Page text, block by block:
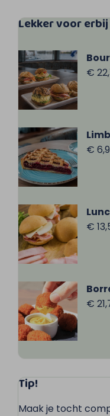
Lekker voor erbij
€
€
€
€
Tip!
Maak je tocht